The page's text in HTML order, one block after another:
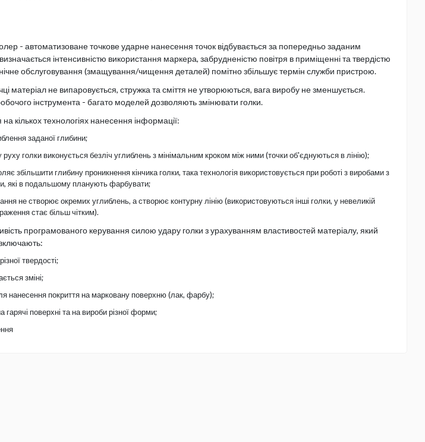
- автоматизоване точкове ударне нанесення точок відбувається за попередньо заданим
інтенсивністю використання маркера, забрудненістю повітря в приміщенні та твердістю
обслуговування (змащування/чищення деталей) помітно збільшує термін служби пристрою.
матеріал не випаровується, стружка та сміття не утворюються, вага виробу не зменшується.
інструмента - багато моделей дозволяють змінювати голки.
кількох технологіях нанесення інформації:
заданої глибини;
голки виконується безліч углиблень з мінімальним кроком між ними (точки об'єднуються в лінію);
збільшити глибину проникнення кінчика голки, така технологія використовується при роботі з виробами з
які в подальшому планують фарбувати;
не створює окремих углиблень, а створює контурну лінію (використовуються інші голки, у невеликій
стає більш чітким).
програмованого керування силою удару голки з урахуванням властивостей матеріалу, який
включають:
твердості;
зміні;
нанесення покриття на марковану поверхню (лак, фарбу);
поверхні та на вироби різної форми;